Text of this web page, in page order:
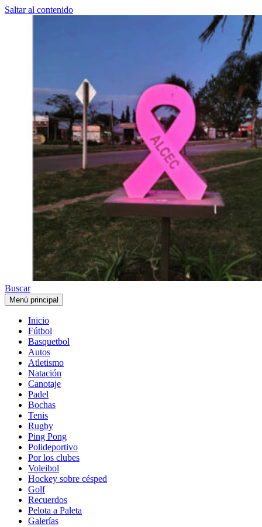
Saltar al contenido
Buscar
Menú principal
Inicio
Fútbol
Basquetbol
Autos
Atletismo
Natación
Canotaje
Padel
Bochas
Tenis
Rugby
Ping Pong
Polideportivo
Por los clubes
Voleibol
Hockey sobre césped
Golf
Recuerdos
Pelota a Paleta
Galerías